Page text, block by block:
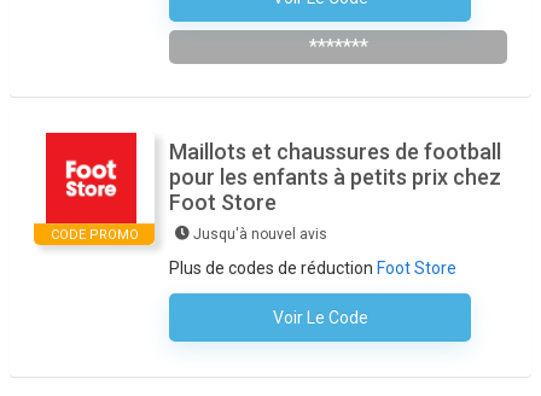
*******
CODE PROMO
Maillots et chaussures de football
pour les enfants à petits prix chez
Foot Store
Jusqu'à nouvel avis
Plus de codes de réduction Foot Store
Voir Le Code
Aucun Code N'est Nécessaire